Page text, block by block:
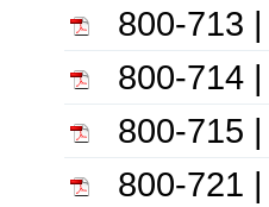
800-713
800-714
800-715
800-721